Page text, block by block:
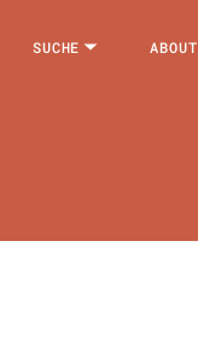
SUCHE ABOUT